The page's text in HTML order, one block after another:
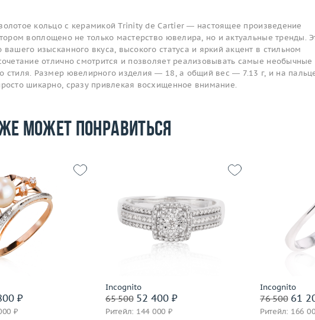
кольцо с керамикой Trinity de Cartier — настоящее произведение
воплощено не только мастерство ювелира, но и актуальные тренды.
вашего изысканного вкуса, высокого статуса и яркий акцент в стильном
отлично смотрится и позволяет реализовывать самые необычные
стиля. Размер ювелирного изделия — 18, а общий вес — 7.13 г, и на
шикарно, сразу привлекая восхищенное внимание.
может понравиться
₽
₽
золото 585 пробы
Incognito
65 50052 400 ₽
Ритейл: 144 000 ₽
Размер
17.5
Вес (г)
3.12
Материал
золото 585 пробы
Подробнее
Incognito
76 50061
Ритейл: 166
Материал